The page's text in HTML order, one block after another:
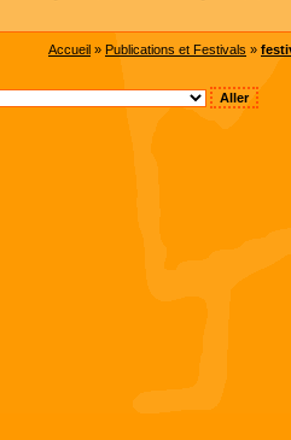
Accueil » Publications et Festivals »